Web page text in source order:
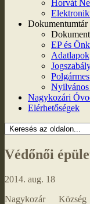
Horvát
Dokumentumtár
EP és
Nagykozári
Elérhetőségek
Védőnői
2014. aug. 18
Nagykozár Község